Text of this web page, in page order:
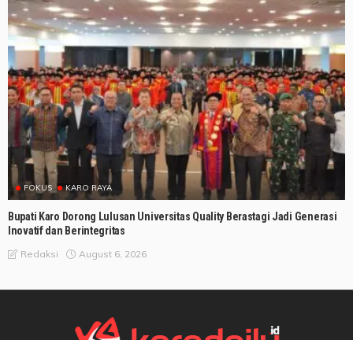
FOKUS KARO RAYA
Bupati Karo Dorong Lulusan Universitas Quality Berastagi Jadi Generasi
Inovatif dan Berintegritas
Redaksi August 6, 2026